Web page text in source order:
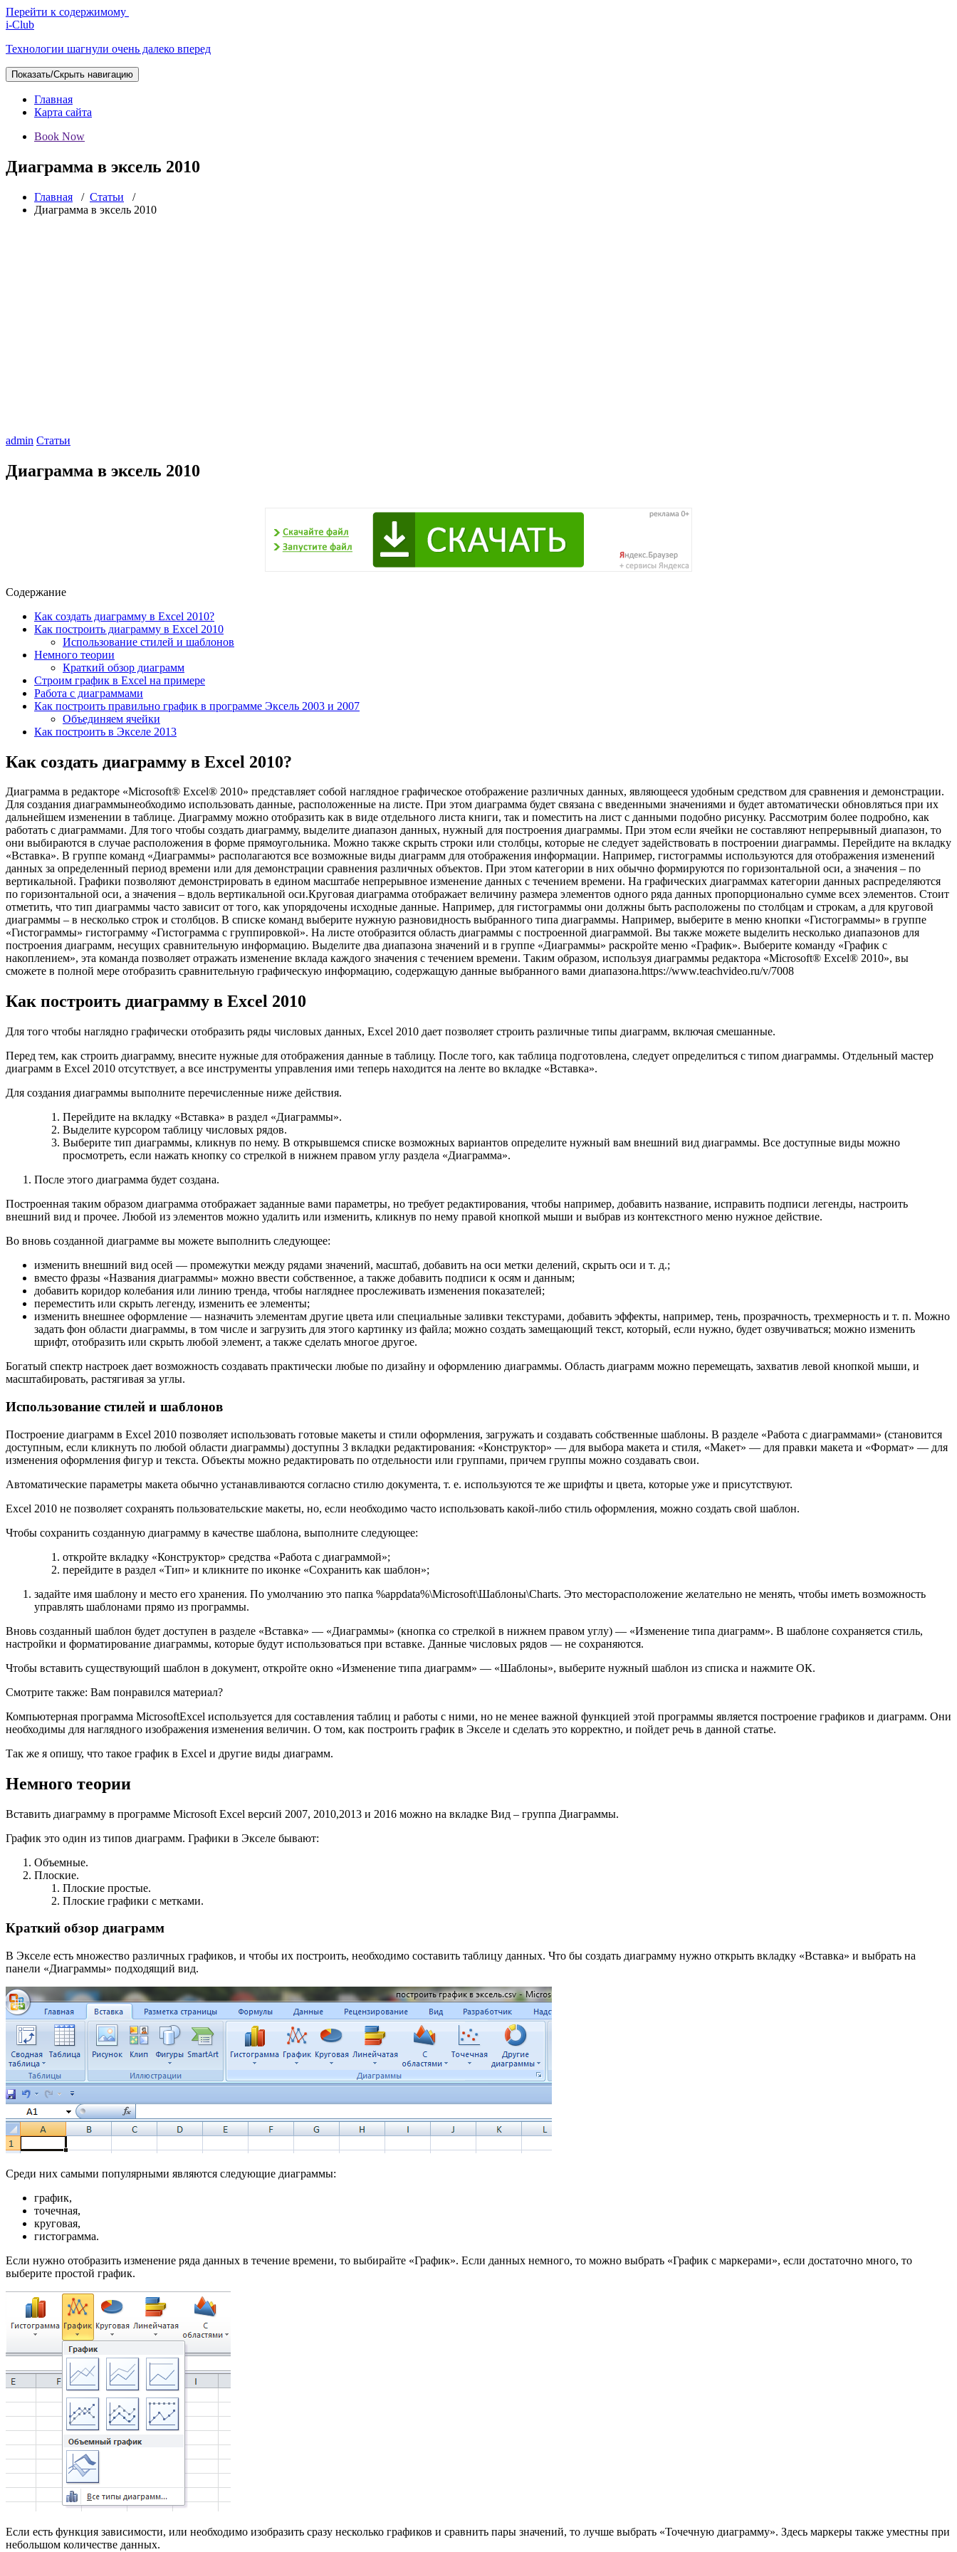
Перейти к содержимому
i-Club
Технологии шагнули очень далеко вперед
Показать/Скрыть навигацию
Главная
Карта сайта
Book Now
Диаграмма в эксель 2010
Главная / Статьи /
Диаграмма в эксель 2010
admin Статьи
Диаграмма в эксель 2010
Содержание
Как создать диаграмму в Excel 2010?
Как построить диаграмму в Excel 2010
Использование стилей и шаблонов
Немного теории
Краткий обзор диаграмм
Строим график в Excel на примере
Работа с диаграммами
Как построить правильно график в программе Эксель 2003 и 2007
Объединяем ячейки
Как построить в Экселе 2013
Как создать диаграмму в Excel 2010?
Диаграмма в редакторе «Microsoft® Excel® 2010» представляет собой наглядное графическое отображение различных данных, являющееся удобным средством для сравнения и демонстрации.
Для создания диаграммынеобходимо использовать данные, расположенные на листе. При этом диаграмма будет связана с введенными значениями и будет автоматически обновляться при их
дальнейшем изменении в таблице. Диаграмму можно отобразить как в виде отдельного листа книги, так и поместить на лист с данными подобно рисунку. Рассмотрим более подробно, как
работать с диаграммами. Для того чтобы создать диаграмму, выделите диапазон данных, нужный для построения диаграммы. При этом если ячейки не составляют непрерывный диапазон, то
они выбираются в случае расположения в форме прямоугольника. Можно также скрыть строки или столбцы, которые не следует задействовать в построении диаграммы. Перейдите на вкладку
«Вставка». В группе команд «Диаграммы» располагаются все возможные виды диаграмм для отображения информации. Например, гистограммы используются для отображения изменений
данных за определенный период времени или для демонстрации сравнения различных объектов. При этом категории в них обычно формируются по горизонтальной оси, а значения – по
вертикальной. Графики позволяют демонстрировать в едином масштабе непрерывное изменение данных с течением времени. На графических диаграммах категории данных распределяются
по горизонтальной оси, а значения – вдоль вертикальной оси.Круговая диаграмма отображает величину размера элементов одного ряда данных пропорционально сумме всех элементов. Стоит
отметить, что тип диаграммы часто зависит от того, как упорядочены исходные данные. Например, для гистограммы они должны быть расположены по столбцам и строкам, а для круговой
диаграммы – в несколько строк и столбцов. В списке команд выберите нужную разновидность выбранного типа диаграммы. Например, выберите в меню кнопки «Гистограммы» в группе
«Гистограммы» гистограмму «Гистограмма с группировкой». На листе отобразится область диаграммы с построенной диаграммой. Вы также можете выделить несколько диапазонов для
построения диаграмм, несущих сравнительную информацию. Выделите два диапазона значений и в группе «Диаграммы» раскройте меню «График». Выберите команду «График с
накоплением», эта команда позволяет отражать изменение вклада каждого значения с течением времени. Таким образом, используя диаграммы редактора «Microsoft® Excel® 2010», вы
сможете в полной мере отобразить сравнительную графическую информацию, содержащую данные выбранного вами диапазона.https://www.teachvideo.ru/v/7008
Как построить диаграмму в Excel 2010
Для того чтобы наглядно графически отобразить ряды числовых данных, Excel 2010 дает позволяет строить различные типы диаграмм, включая смешанные.
Перед тем, как строить диаграмму, внесите нужные для отображения данные в таблицу. После того, как таблица подготовлена, следует определиться с типом диаграммы. Отдельный мастер
диаграмм в Excel 2010 отсутствует, а все инструменты управления ими теперь находится на ленте во вкладке «Вставка».
Для создания диаграммы выполните перечисленные ниже действия.
Перейдите на вкладку «Вставка» в раздел «Диаграммы».
Выделите курсором таблицу числовых рядов.
Выберите тип диаграммы, кликнув по нему. В открывшемся списке возможных вариантов определите нужный вам внешний вид диаграммы. Все доступные виды можно
просмотреть, если нажать кнопку со стрелкой в нижнем правом углу раздела «Диаграмма».
После этого диаграмма будет создана.
Построенная таким образом диаграмма отображает заданные вами параметры, но требует редактирования, чтобы например, добавить название, исправить подписи легенды, настроить
внешний вид и прочее. Любой из элементов можно удалить или изменить, кликнув по нему правой кнопкой мыши и выбрав из контекстного меню нужное действие.
Во вновь созданной диаграмме вы можете выполнить следующее:
изменить внешний вид осей — промежутки между рядами значений, масштаб, добавить на оси метки делений, скрыть оси и т. д.;
вместо фразы «Названия диаграммы» можно ввести собственное, а также добавить подписи к осям и данным;
добавить коридор колебания или линию тренда, чтобы нагляднее прослеживать изменения показателей;
переместить или скрыть легенду, изменить ее элементы;
изменить внешнее оформление — назначить элементам другие цвета или специальные заливки текстурами, добавить эффекты, например, тень, прозрачность, трехмерность и т. п. Можно
задать фон области диаграммы, в том числе и загрузить для этого картинку из файла; можно создать замещающий текст, который, если нужно, будет озвучиваться; можно изменить
шрифт, отобразить или скрыть любой элемент, а также сделать многое другое.
Богатый спектр настроек дает возможность создавать практически любые по дизайну и оформлению диаграммы. Область диаграмм можно перемещать, захватив левой кнопкой мыши, и
масштабировать, растягивая за углы.
Использование стилей и шаблонов
Построение диаграмм в Excel 2010 позволяет использовать готовые макеты и стили оформления, загружать и создавать собственные шаблоны. В разделе «Работа с диаграммами» (становится
доступным, если кликнуть по любой области диаграммы) доступны 3 вкладки редактирования: «Конструктор» — для выбора макета и стиля, «Макет» — для правки макета и «Формат» — для
изменения оформления фигур и текста. Объекты можно редактировать по отдельности или группами, причем группы можно создавать свои.
Автоматические параметры макета обычно устанавливаются согласно стилю документа, т. е. используются те же шрифты и цвета, которые уже и присутствуют.
Excel 2010 не позволяет сохранять пользовательские макеты, но, если необходимо часто использовать какой-либо стиль оформления, можно создать свой шаблон.
Чтобы сохранить созданную диаграмму в качестве шаблона, выполните следующее:
откройте вкладку «Конструктор» средства «Работа с диаграммой»;
перейдите в раздел «Тип» и кликните по иконке «Сохранить как шаблон»;
задайте имя шаблону и место его хранения. По умолчанию это папка %appdata%\Microsoft\Шаблоны\Charts. Это месторасположение желательно не менять, чтобы иметь возможность
управлять шаблонами прямо из программы.
Вновь созданный шаблон будет доступен в разделе «Вставка» — «Диаграммы» (кнопка со стрелкой в нижнем правом углу) — «Изменение типа диаграмм». В шаблоне сохраняется стиль,
настройки и форматирование диаграммы, которые будут использоваться при вставке. Данные числовых рядов — не сохраняются.
Чтобы вставить существующий шаблон в документ, откройте окно «Изменение типа диаграмм» — «Шаблоны», выберите нужный шаблон из списка и нажмите ОК.
Смотрите также: Вам понравился материал?
Компьютерная программа MicrosoftExcel используется для составления таблиц и работы с ними, но не менее важной функцией этой программы является построение графиков и диаграмм. Они
необходимы для наглядного изображения изменения величин. О том, как построить график в Экселе и сделать это корректно, и пойдет речь в данной статье.
Так же я опишу, что такое график в Excel и другие виды диаграмм.
Немного теории
Вставить диаграмму в программе Microsoft Excel версий 2007, 2010,2013 и 2016 можно на вкладке Вид – группа Диаграммы.
График это один из типов диаграмм. Графики в Экселе бывают:
Объемные.
Плоские.
Плоские простые.
Плоские графики с метками.
Краткий обзор диаграмм
В Экселе есть множество различных графиков, и чтобы их построить, необходимо составить таблицу данных. Что бы создать диаграмму нужно открыть вкладку «Вставка» и выбрать на
панели «Диаграммы» подходящий вид.
Среди них самыми популярными являются следующие диаграммы:
график,
точечная,
круговая,
гистограмма.
Если нужно отобразить изменение ряда данных в течение времени, то выбирайте «График». Если данных немного, то можно выбрать «График с маркерами», если достаточно много, то
выберите простой график.
Если есть функция зависимости, или необходимо изобразить сразу несколько графиков и сравнить пары значений, то лучше выбрать «Точечную диаграмму». Здесь маркеры также уместны при
небольшом количестве данных.